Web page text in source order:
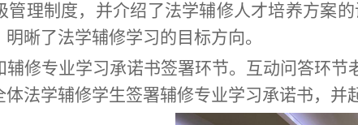
管理制度，并介绍了法学辅修人才培养方案
晰了法学辅修学习的目标方向。
辅修专业学习承诺书签署环节。互动问答环
法学辅修学生签署辅修专业学习承诺书，并